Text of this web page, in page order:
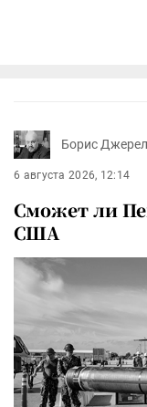
Борис
6 августа 2026, 12:14
Сможет ли
США